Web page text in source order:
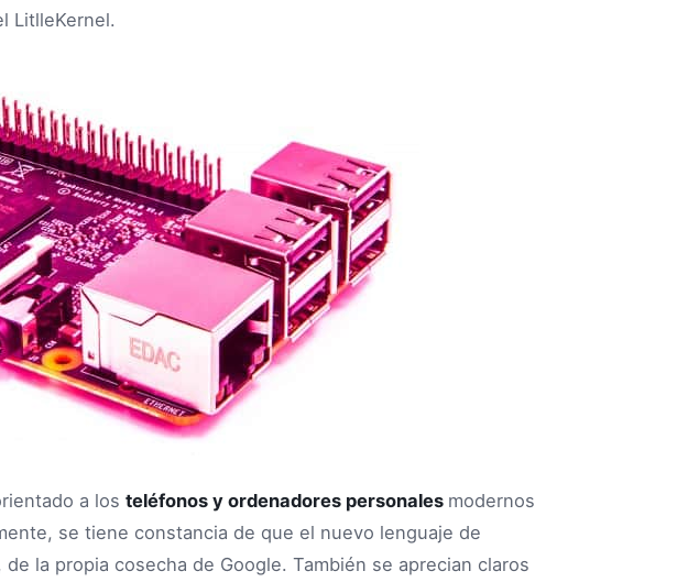
LitlleKernel.
a los teléfonos y ordenadores personales modernos
se tiene constancia de que el nuevo lenguaje de
la propia cosecha de Google. También se aprecian claros